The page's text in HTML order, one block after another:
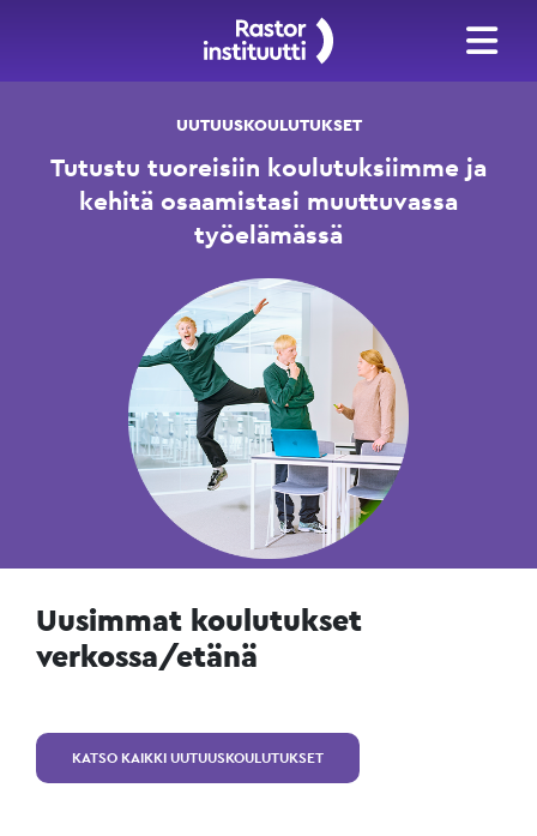
UUTUUSKOULUTUKSET
Tutustu tuoreisiin koulutuksiimme ja
kehitä osaamistasi muuttuvassa
työelämässä
Uusimmat koulutukset
verkossa/etänä
KATSO KAIKKI UUTUUSKOULUTUKSET